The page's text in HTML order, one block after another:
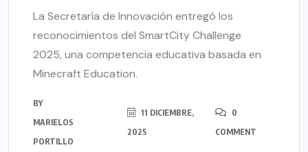
La Secretaría de Innovación entregó los
reconocimientos del SmartCity Challenge
2025, una competencia educativa basada en
Minecraft Education.
BY
MARIELOS
PORTILLO
11 DICIEMBRE,
2025
0
COMMENT